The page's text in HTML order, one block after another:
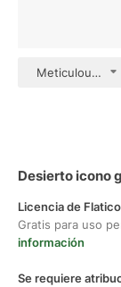
Meticulous
Desierto icono
Licencia de
Gratis para uso
información
Se requiere